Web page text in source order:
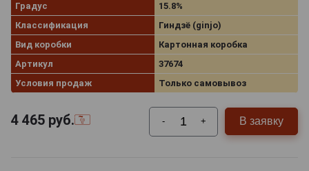
Градус
15.8%
Классификация
Гиндзё (ginjo)
Вид коробки
Картонная коробка
Артикул
37674
Условия продаж
Только самовывоз
4 465 руб. - + В заявку